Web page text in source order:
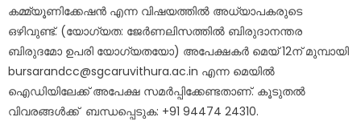
കമ്മ്യൂണിക്കേഷൻ എന്ന വിഷയത്തിൽ അധ്യാപകരുടെ
ഒഴിവുണ്ട്. (യോഗ്യത: ജേർണലിസത്തിൽ ബിരുദാനന്തര
ബിരുദമോ ഉപരി യോഗ്യതയോ) അപേക്ഷകർ മെയ് 12ന് മുമ്പായി
bursarandcc@sgcaruvithura.ac.in എന്ന മെയിൽ
ഐഡിയിലേക്ക് അപേക്ഷ സമർപ്പിക്കേണ്ടതാണ്. കൂടുതൽ
വിവരങ്ങൾക്ക് ‪ ബന്ധപ്പെടുക: +91 94474 24310‬.